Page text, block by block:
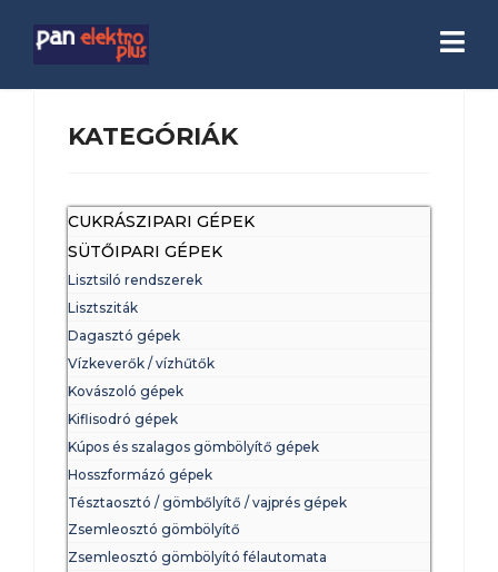
KATEGÓRIÁK
CUKRÁSZIPARI GÉPEK
SÜTŐIPARI GÉPEK
Lisztsiló rendszerek
Lisztsziták
Dagasztó gépek
Vízkeverők / vízhűtők
Kovászoló gépek
Kiflisodró gépek
Kúpos és szalagos gömbölyítő gépek
Hosszformázó gépek
Tésztaosztó / gömbőlyítő / vajprés gépek
Zsemleosztó gömbölyítő
Zsemleosztó gömbölyító félautomata